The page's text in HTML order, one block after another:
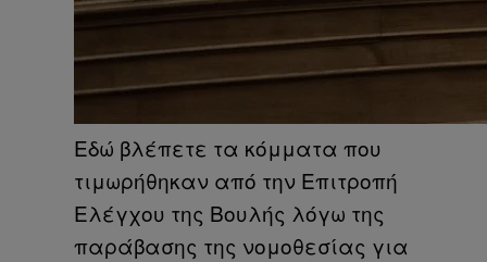
Εδώ βλέπετε τα κόμματα που
τιμωρήθηκαν από την Επιτροπή
Ελέγχου της Βουλής λόγω της
παράβασης της νομοθεσίας για